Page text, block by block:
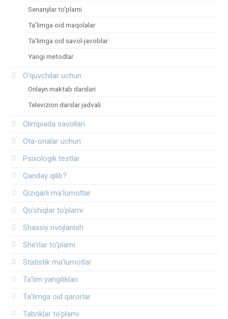
Senariylar to‘plami
Ta’limga oid maqolalar
Ta’limga oid savol-javoblar
Yangi metodlar
O‘quvchilar uchun
Onlayn maktab darslari
Televizion darslar jadvali
Olimpiada savollari
Ota-onalar uchun
Psixologik testlar
Qanday qilib?
Qiziqarli ma’lumotlar
Qo‘shiqlar to‘plami
Shaxsiy rivojlanish
She’rlar to‘plami
Statistik ma’lumotlar
Ta’lim yangiliklari
Ta’limga oid qarorlar
Tabriklar to'plami